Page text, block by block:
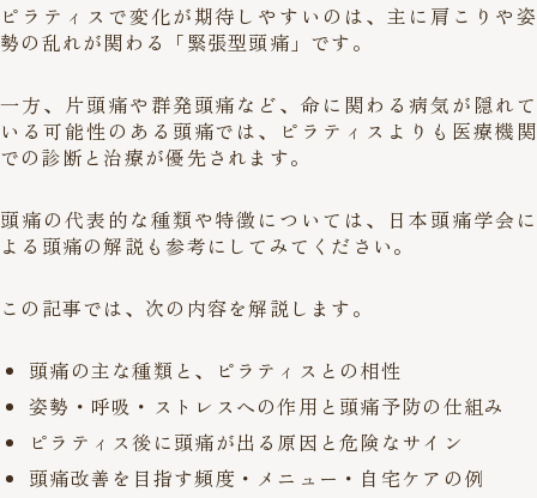
ピラティスで変化が期待しやすいのは、主に肩こりや姿
勢の乱れが関わる「緊張型頭痛」です。
一方、片頭痛や群発頭痛など、命に関わる病気が隠れて
いる可能性のある頭痛では、ピラティスよりも医療機関
での診断と治療が優先されます。
頭痛の代表的な種類や特徴については、
日本頭痛学会に
よる頭痛の解説 も参考にしてみてください。
この記事では、次の内容を解説します。
頭痛の主な種類と、ピラティスとの相性
姿勢・呼吸・ストレスへの作用と頭痛予防の仕組み
ピラティス後に頭痛が出る原因と危険なサイン
頭痛改善を目指す頻度・メニュー・自宅ケアの例